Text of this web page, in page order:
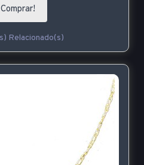
Comprar!
Relacionado(s)